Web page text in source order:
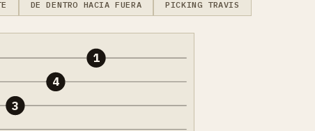
DE DENTRO HACIA FUERA PICKING TRAVIS
3
4
1